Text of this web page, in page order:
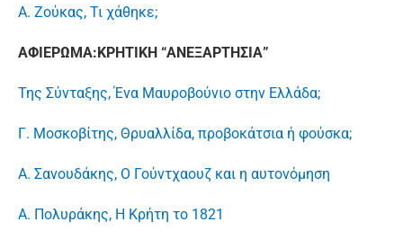
Α. Ζούκας, Τι χάθηκε;
ΑΦΙΕΡΩΜΑ:ΚΡΗΤΙΚΗ “ΑΝΕΞΑΡΤΗΣΙΑ”
Της Σύνταξης, Ένα Μαυροβούνιο στην Ελλάδα;
Γ. Μοσκοβίτης, Θρυαλλίδα, προβοκάτσια ή φούσκα;
Α. Σανουδάκης, Ο Γούντχαουζ και η αυτονόμηση
Α. Πολυράκης, Η Κρήτη το 1821